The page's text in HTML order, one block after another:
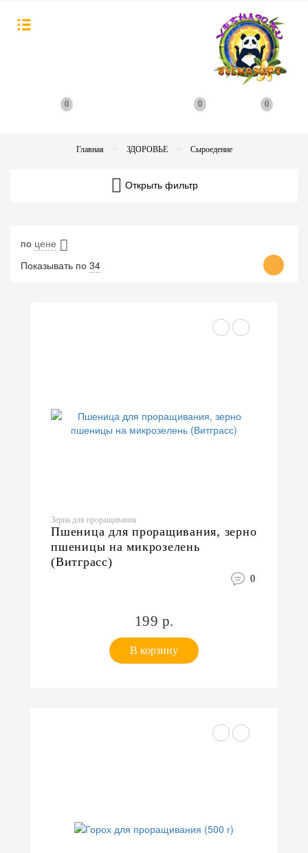
0 0 0
Главная ЗДОРОВЬЕ Сыроедение
Открыть фильтр
по цене
Показывать по 34
Зерна для проращивания
Пшеница для проращивания, зерно
пшеницы на микрозелень
(Витграсс)
0
199 р.
В корзину